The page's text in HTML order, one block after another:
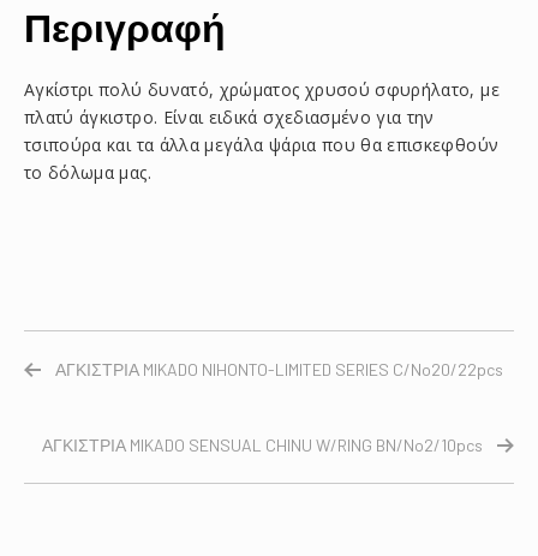
Περιγραφή
Αγκίστρι πολύ δυνατό, χρώματος χρυσού σφυρήλατο, με
πλατύ άγκιστρο. Είναι ειδικά σχεδιασμένο για την
τσιπούρα και τα άλλα μεγάλα ψάρια που θα επισκεφθούν
το δόλωμα μας.
ΑΓΚΙΣΤΡΙΑ MIKADO NIHONTO-LIMITED SERIES C/No20/22pcs
ΑΓΚΙΣΤΡΙΑ MIKADO SENSUAL CHINU W/RING BN/No2/10pcs